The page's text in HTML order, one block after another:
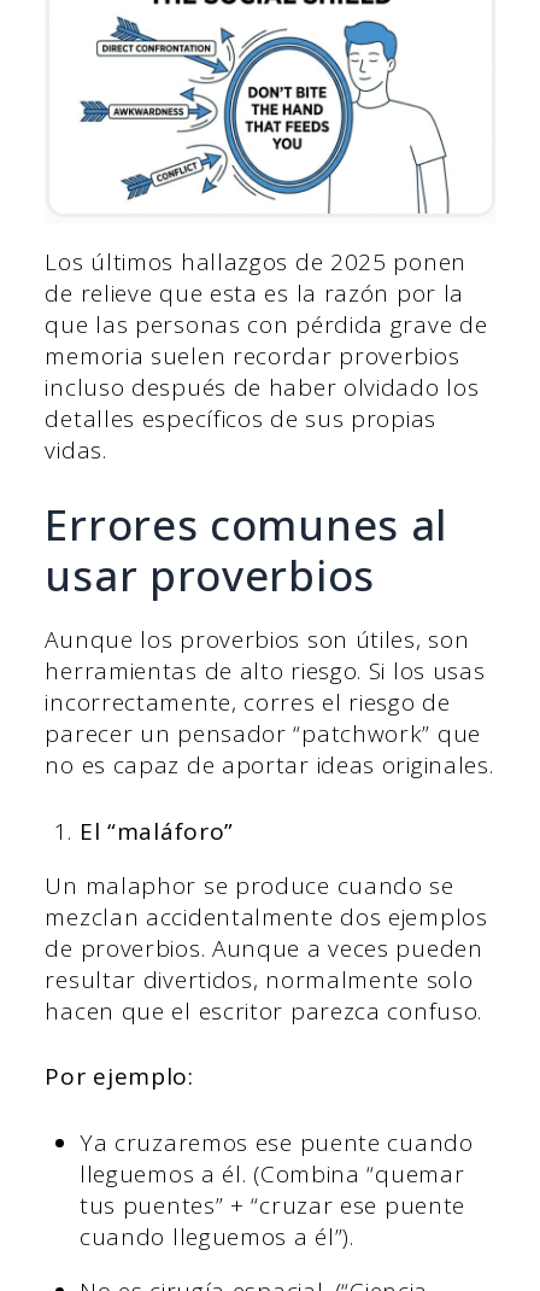
Los últimos hallazgos de 2025 ponen
de relieve que esta es la razón por la
que las personas con pérdida grave de
memoria suelen recordar proverbios
incluso después de haber olvidado los
detalles específicos de sus propias
vidas.
Errores comunes al
usar proverbios
Aunque los proverbios son útiles, son
herramientas de alto riesgo. Si los usas
incorrectamente, corres el riesgo de
parecer un pensador “patchwork” que
no es capaz de aportar ideas originales.
El “maláforo”
Un malaphor se produce cuando se
mezclan accidentalmente dos ejemplos
de proverbios. Aunque a veces pueden
resultar divertidos, normalmente solo
hacen que el escritor parezca confuso.
Por ejemplo:
Ya cruzaremos ese puente cuando
lleguemos a él. (Combina “quemar
tus puentes” + “cruzar ese puente
cuando lleguemos a él”).